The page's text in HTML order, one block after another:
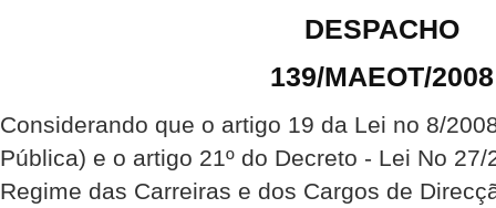
DESPACHO
139/MAEOT/2008
Considerando que o artigo 19 da Lei no 8/
Pública) e o artigo 21º do Decreto - Lei No
Regime das Carreiras e dos Cargos de